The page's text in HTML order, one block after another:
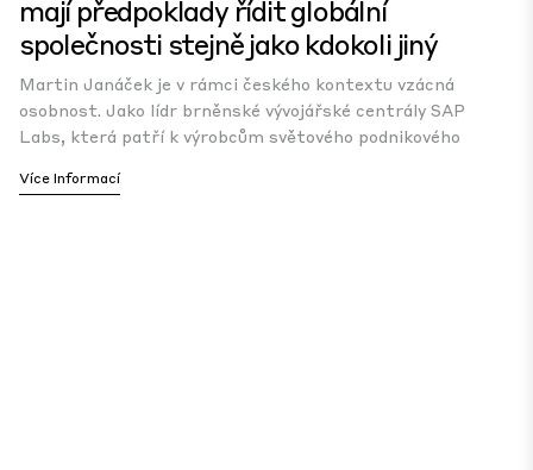
mají předpoklady řídit globální
společnosti stejně jako kdokoli jiný
Martin Janáček je v rámci českého kontextu vzácná
osobnost. Jako lídr brněnské vývojářské centrály SAP
Labs, která patří k výrobcům světového podnikového
Více Informací